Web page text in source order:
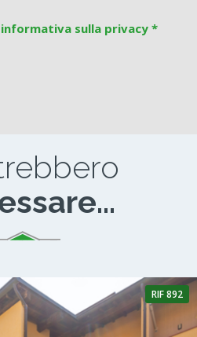
sulla privacy *
RIF 892